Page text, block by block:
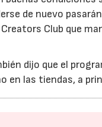
de nuevo
Club que
dijo que el
las tiendas, a